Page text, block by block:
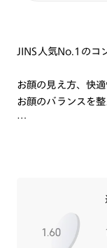
JINS人気No.1のコ
お顔の見え方、快
お顔のバランスを
肌当たりのやさし
※ISO
的な標準規格)